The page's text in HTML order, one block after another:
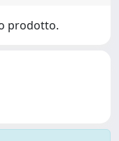
prodotto.